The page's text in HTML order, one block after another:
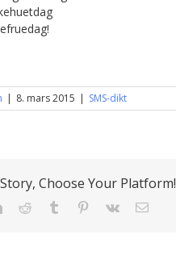
| 8. mars 2015 | SMS-dikt
Choose Your Platform!
LinkedInReddit Tumblr Pinterest
Vk
E-